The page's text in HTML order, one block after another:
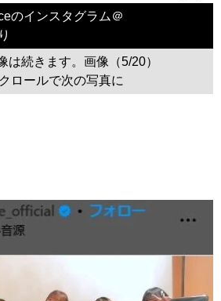
のインスタグラム＠
は続きます。画像（5/20）
ロールで次の写真に